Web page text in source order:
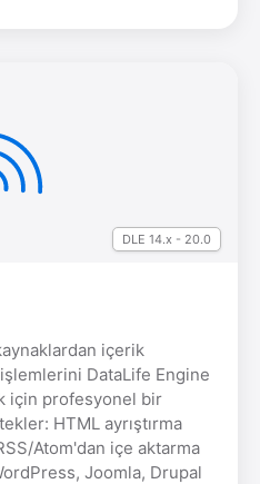
DLE 14.x - 20.0
içerik
işlemlerini DataLife Engine
için profesyonel bir
HTML ayrıştırma
Atom'dan içe aktarma
Joomla, Drupal